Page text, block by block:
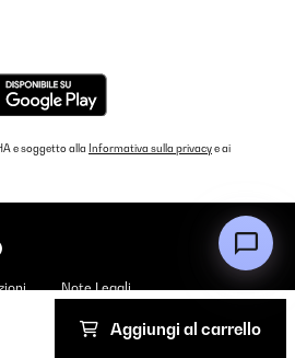
Aggiungi al carrello
VALUTAZIONE VERIFICATA
18/02/2024
e soggetto alla Informativa sulla privacye ai
Note Legali
rights reserved